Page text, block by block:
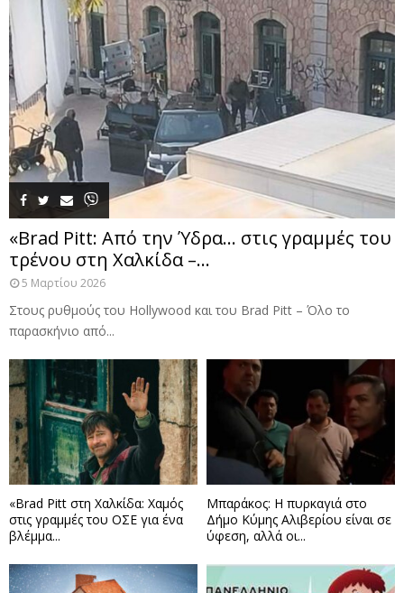
«Brad Pitt: Από την Ύδρα… στις γραμμές του
τρένου στη Χαλκίδα –...
5 Μαρτίου 2026
Στους ρυθμούς του Hollywood και του Brad Pitt – Όλο το
παρασκήνιο από...
«Brad Pitt στη Χαλκίδα: Χαμός
στις γραμμές του ΟΣΕ για ένα
βλέμμα...
Μπαράκος: Η πυρκαγιά στο
Δήμο Κύμης Αλιβερίου είναι σε
ύφεση, αλλά οι...